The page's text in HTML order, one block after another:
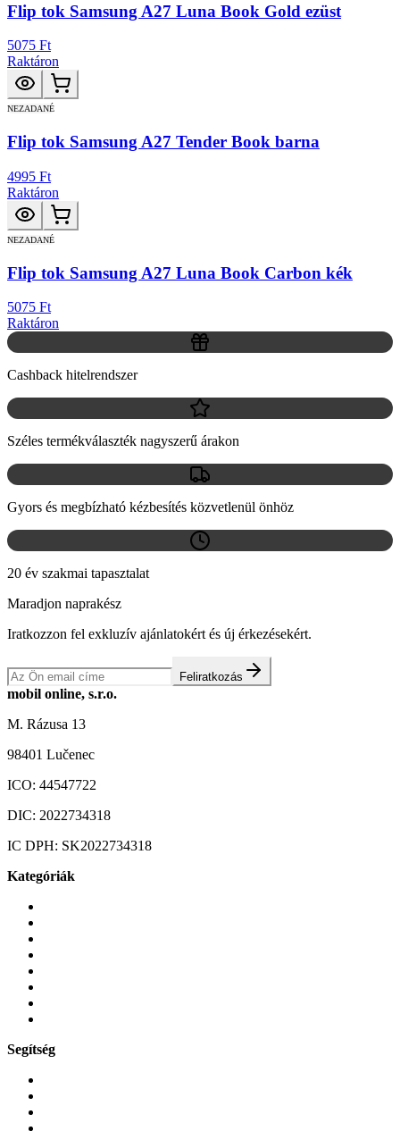
Flip tok Samsung A27 Luna Book Gold ezüst
5075 Ft
Raktáron
NEZADANÉ
Flip tok Samsung A27 Tender Book barna
4995 Ft
Raktáron
NEZADANÉ
Flip tok Samsung A27 Luna Book Carbon kék
5075 Ft
Raktáron
Cashback hitelrendszer
Széles termékválaszték nagyszerű árakon
Gyors és megbízható kézbesítés közvetlenül önhöz
20 év szakmai tapasztalat
Maradjon naprakész
Iratkozzon fel exkluzív ajánlatokért és új érkezésekért.
Feliratkozás
mobil online, s.r.o.
M. Rázusa 13
98401 Lučenec
ICO: 44547722
DIC: 2022734318
IC DPH: SK2022734318
Kategóriák
Segítség